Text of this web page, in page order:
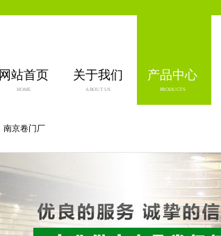
网站首页
HOME
关于我们
ABOUT US
产品中心
PRODUCTS
南京卷门厂